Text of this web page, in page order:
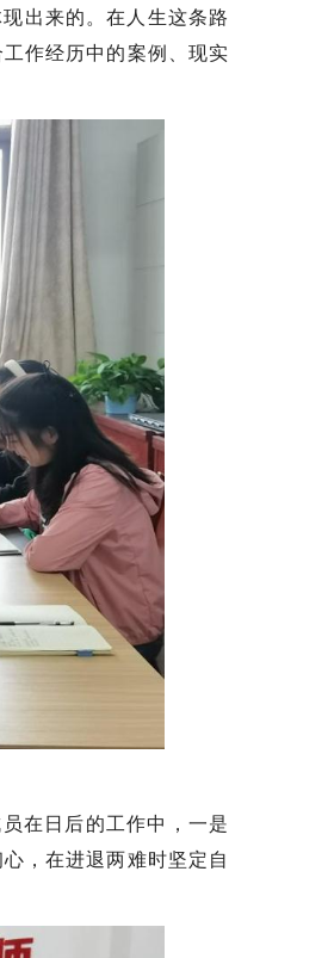
出来的。在人生这条路
作经历中的案例、现实
在日后的工作中，一是
，在进退两难时坚定自